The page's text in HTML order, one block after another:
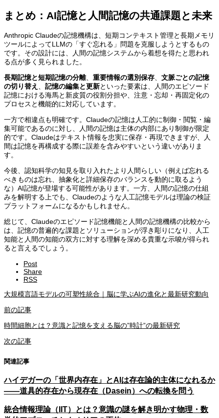
まとめ：AI記憶と人間記憶の共通課題と未来
Anthropic Claudeの記憶機構は、短期コンテキスト管理と長期メモリ
ツールによってLLMの「すぐ忘れる」問題を克服しようとするもの
です。その設計には、人間の記憶システムから着想を得たと思われ
る点が多く見られました。
長期記憶と短期記憶の分離、 重要情報の選別保存
文脈ごとの記憶
の切り替え
記憶の編集と更新といった要素は、人間のエピソード
記憶における海馬と新皮質の役割分担や、注意・忘却・再固定化の
プロセスと機能的に対応しています。
一方で相違点も明確です。Claudeの記憶は人工的に制御・閲覧・編
集可能であるのに対し、人間の記憶は主体の内部にあり制御が限定
的です。Claudeはテキスト情報を忠実に保存・再現できますが、人
間は記憶を再構成する際に誤差を含みやすいという違いがありま
す。
今後、認知科学の知見を取り入れたより人間らしい（例えば忘れる
べきものは忘れ、抽象化と詳細保存のバランスを動的に取るよう
な）AI記憶が登場する可能性があります。一方、人間の記憶の仕組
みを解明する上でも、Claudeのような人工記憶モデルは理論の検証
プラットフォームになるかもしれません。
総じて、Claudeのエピソード記憶機能と人間の記憶機構の比較から
は、記憶の普遍的な課題とソリューションが浮き彫りになり、人工
知能と人間の知能の双方に対する理解を深める貴重な示唆が得られ
ると言えるでしょう。
Post
Share
RSS
大規模言語モデルの可塑性統合｜脳に学ぶAIの進化と最新研究動向
前の記事
時間細胞とは？意識と記憶を支える脳の”時計”の最新研究
次の記事
関連記事
ハイデガーの「世界内存在」とAIは存在論的主体になれるか
――道具的存在から現存在（Dasein）への転換を問う
統合情報理論（IIT）とは？意識の謎を解き明かす物理・数